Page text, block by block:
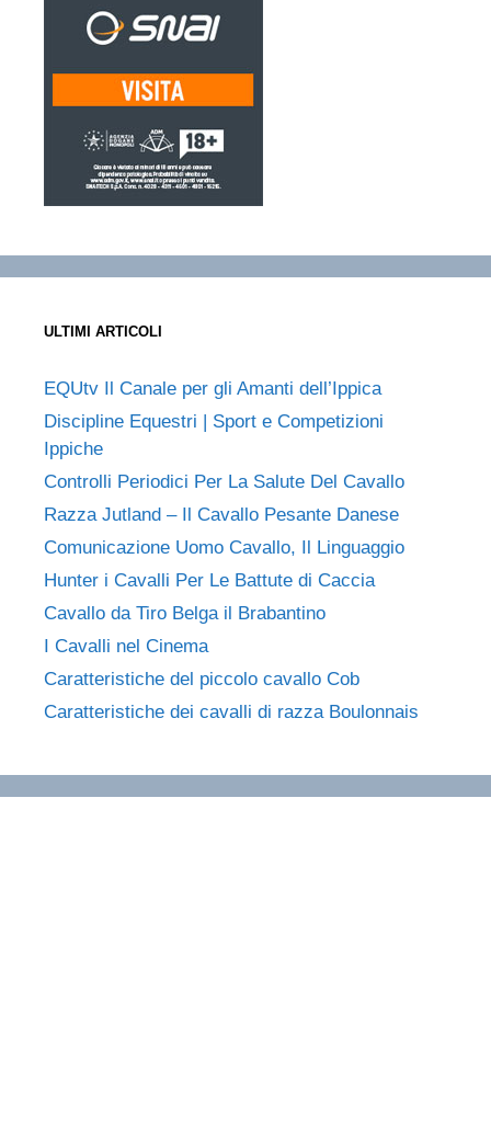
ULTIMI ARTICOLI
EQUtv Il Canale per gli Amanti dell’Ippica
Discipline Equestri | Sport e Competizioni
Ippiche
Controlli Periodici Per La Salute Del Cavallo
Razza Jutland – Il Cavallo Pesante Danese
Comunicazione Uomo Cavallo, Il Linguaggio
Hunter i Cavalli Per Le Battute di Caccia
Cavallo da Tiro Belga il Brabantino
I Cavalli nel Cinema
Caratteristiche del piccolo cavallo Cob
Caratteristiche dei cavalli di razza Boulonnais